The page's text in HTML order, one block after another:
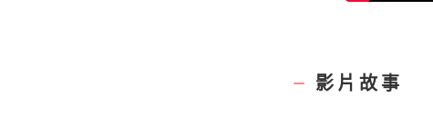
影片故事